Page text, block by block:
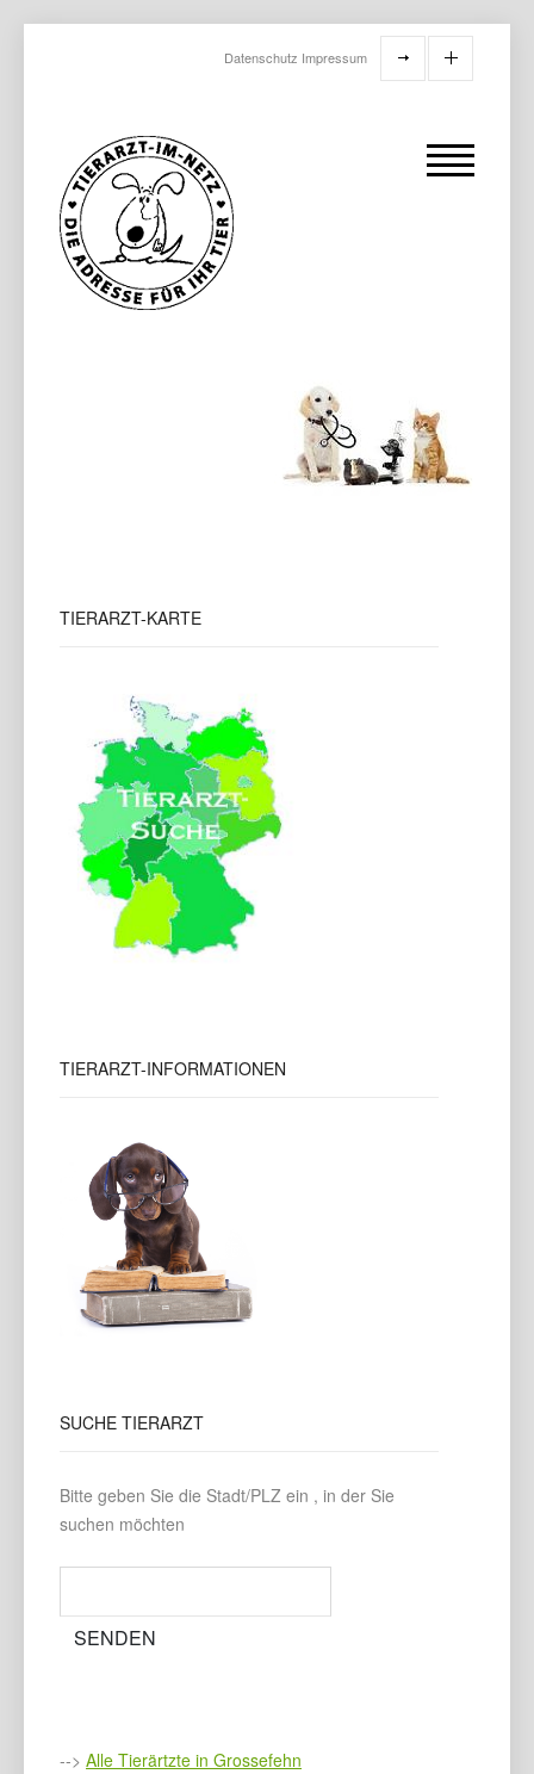
Datenschutz Impressum
TIERARZT-KARTE
TIERARZT-INFORMATIONEN
SUCHE TIERARZT
Bitte geben Sie die Stadt/PLZ ein , in der Sie
suchen möchten
--> Alle Tierärtzte in Grossefehn